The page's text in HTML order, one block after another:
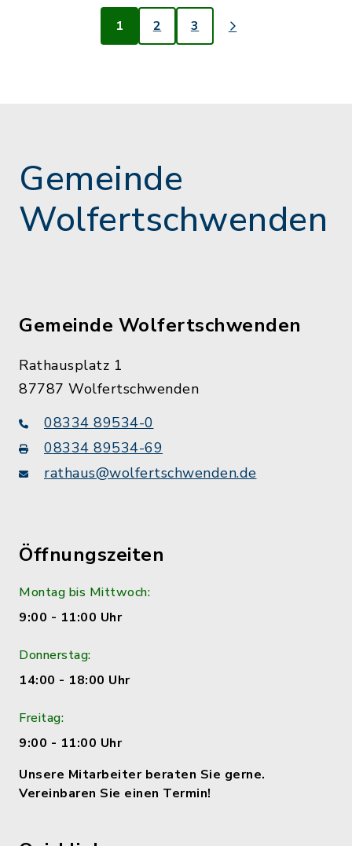
1 2 3
Gemeinde
Wolfertschwenden
Gemeinde Wolfertschwenden
Rathausplatz 1
87787 Wolfertschwenden
08334 89534-0
08334 89534-69
rathaus@wolfertschwenden.de
Öffnungszeiten
Montag bis Mittwoch:
9:00 - 11:00 Uhr
Donnerstag:
14:00 - 18:00 Uhr
Freitag:
9:00 - 11:00 Uhr
Unsere Mitarbeiter beraten Sie gerne.
Vereinbaren Sie einen Termin!